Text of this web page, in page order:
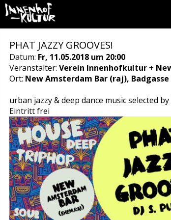
PHAT JAZZY GROOVES!
Datum: Fr, 11.05.2018 um 20:00
Veranstalter: Verein Innenhofkultur +
Ort: New Amsterdam Bar (raj),
urban jazzy & deep dance music selected by
Eintritt frei